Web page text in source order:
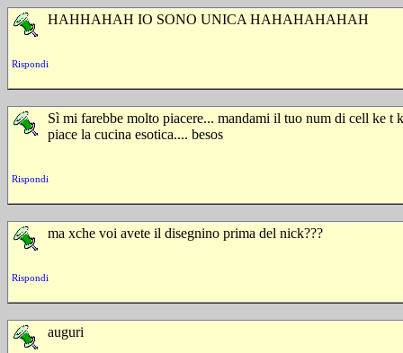
HAHHAHAH IO SONO UNICA HAHAHAHAHAH
Rispondi
Sì mi farebbe molto piacere... mandami il tuo num di cell ke t
piace la cucina esotica.... besos
Rispondi
ma xche voi avete il disegnino prima del nick???
Rispondi
auguri